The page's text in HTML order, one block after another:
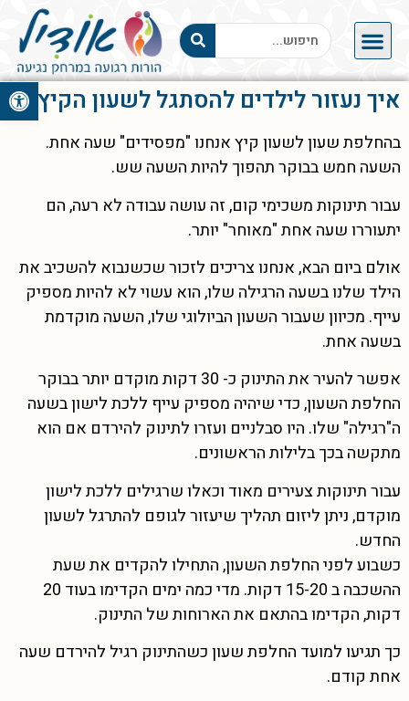
פתח איך נעזור לילדים להסתגל לשעון הקיץ
בהחלפת שעון לשעון קיץ אנחנו "מפסידים" שעה אחת.
השעה חמש בבוקר תהפוך להיות השעה שש.
עבור תינוקות משכימי קום, זה עושה עבודה לא רעה, הם
יתעוררו שעה אחת "מאוחר" יותר.
אולם ביום הבא, אנחנו צריכים לזכור שכשנבוא להשכיב את
הילד שלנו בשעה הרגילה שלו, הוא עשוי לא להיות מספיק
עייף. מכיוון שעבור השעון הביולוגי שלו, השעה מוקדמת
בשעה אחת.
אפשר להעיר את התינוק כ- 30 דקות מוקדם יותר בבוקר
החלפת השעון, כדי שיהיה מספיק עייף ללכת לישון בשעה
ה"רגילה" שלו. היו סבלניים ועזרו לתינוק להירדם אם הוא
מתקשה בכך בלילות הראשונים.
עבור תינוקות צעירים מאוד וכאלו שרגילים ללכת לישון
מוקדם, ניתן ליזום תהליך שיעזור לגופם להתרגל לשעון
החדש.
כשבוע לפני החלפת השעון, התחילו להקדים את שעת
ההשכבה ב 15-20 דקות. מדי כמה ימים הקדימו בעוד 20
דקות, הקדימו בהתאם את הארוחות של התינוק.
כך תגיעו למועד החלפת שעון כשהתינוק רגיל להירדם שעה
אחת קודם.